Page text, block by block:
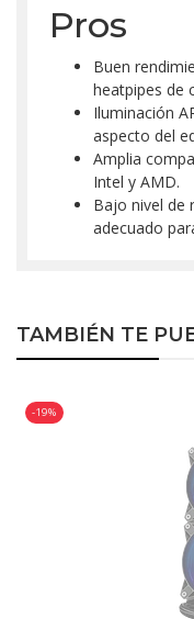
Pros
Buen
heatpipes de
Iluminación
aspecto del
Amplia
Intel y AMD.
Bajo nivel de
adecuado
TAMBIÉN TE
-19%